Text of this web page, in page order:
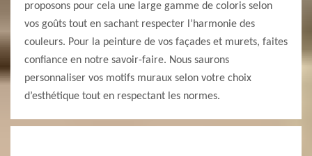
proposons pour cela une large gamme de coloris selon
vos goûts tout en sachant respecter l’harmonie des
couleurs. Pour la peinture de vos façades et murets, faites
confiance en notre savoir-faire. Nous saurons
personnaliser vos motifs muraux selon votre choix
d’esthétique tout en respectant les normes.